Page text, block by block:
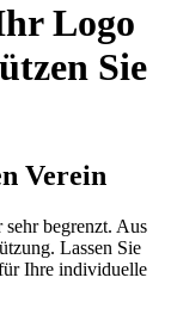
Logo
Sie
Verein
begrenzt. Aus
Lassen Sie
Ihre individuelle